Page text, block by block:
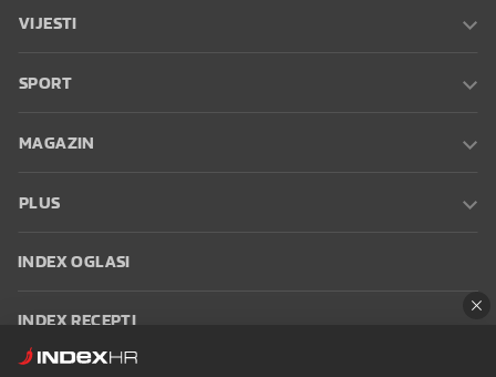
VIJESTI
SPORT
MAGAZIN
PLUS
INDEX OGLASI
INDEX RECEPTI